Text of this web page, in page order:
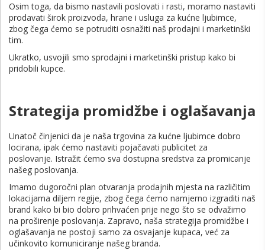
Osim toga, da bismo nastavili poslovati i rasti, moramo nastaviti
prodavati širok proizvoda, hrane i usluga za kućne ljubimce,
zbog čega ćemo se potruditi osnažiti naš prodajni i marketinški
tim.
Ukratko, usvojili smo sprodajni i marketinški pristup kako bi
pridobili kupce.
Strategija promidžbe i oglašavanja
Unatoč činjenici da je naša trgovina za kućne ljubimce dobro
locirana, ipak ćemo nastaviti pojačavati publicitet za
poslovanje. Istražit ćemo sva dostupna sredstva za promicanje
našeg poslovanja.
Imamo dugoročni plan otvaranja prodajnih mjesta na različitim
lokacijama diljem regije, zbog čega ćemo namjerno izgraditi naš
brand kako bi bio dobro prihvaćen prije nego što se odvažimo
na proširenje poslovanja. Zapravo, naša strategija promidžbe i
oglašavanja ne postoji samo za osvajanje kupaca, već za
učinkovito komuniciranje našeg branda.